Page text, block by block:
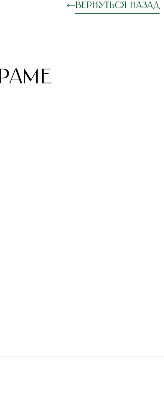
Вернуться назад